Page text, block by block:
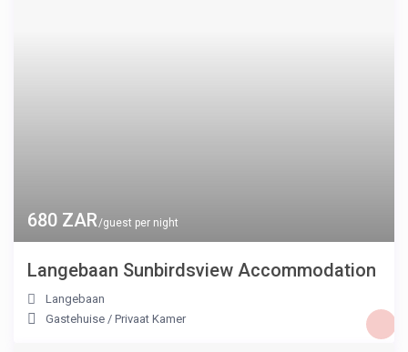
680 ZAR/guest per night
Langebaan Sunbirdsview Accommodation
Langebaan
Gastehuise /Privaat Kamer